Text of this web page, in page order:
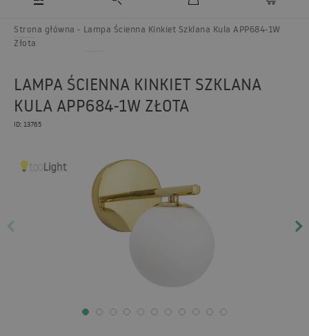
Strona główna
Lampa Ścienna Kinkiet Szklana Kula APP684-1W
Złota
LAMPA ŚCIENNA KINKIET SZKLANA
KULA APP684-1W ZŁOTA
ID: 13765